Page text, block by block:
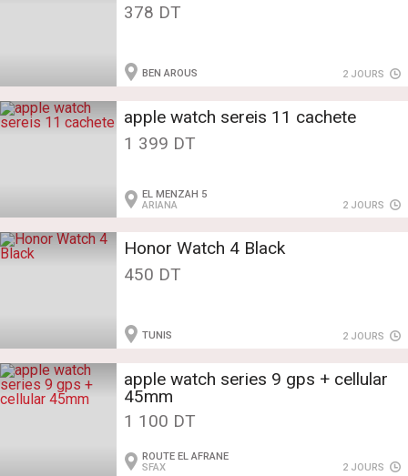
378 DT
BEN AROUS 2 JOURS
apple watch sereis 11 cachete
1 399 DT
EL MENZAH 5
ARIANA
2 JOURS
Honor Watch 4 Black
450 DT
TUNIS 2 JOURS
apple watch series 9 gps + cellular
45mm
1 100 DT
ROUTE EL AFRANE
SFAX
2 JOURS